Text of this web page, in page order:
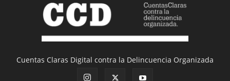
Cuentas Claras Digital contra la Delincuencia Organizada